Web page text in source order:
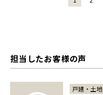
担当したお客様の声
戸建・土地